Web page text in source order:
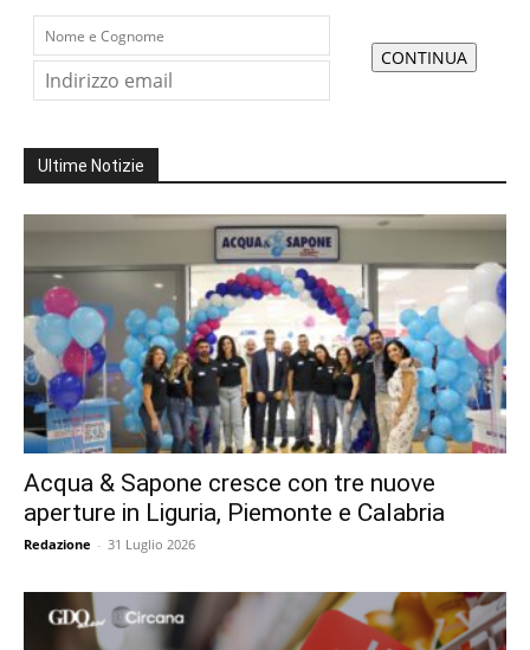
Ultime Notizie
Acqua & Sapone cresce con tre nuove
aperture in Liguria, Piemonte e Calabria
Redazione - 31 Luglio 2026